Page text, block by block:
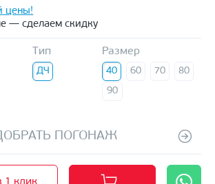
цены!
— сделаем скидку
Тип
ДЧ
Размер
40 60 70
80
90
ПОГОНАЖ